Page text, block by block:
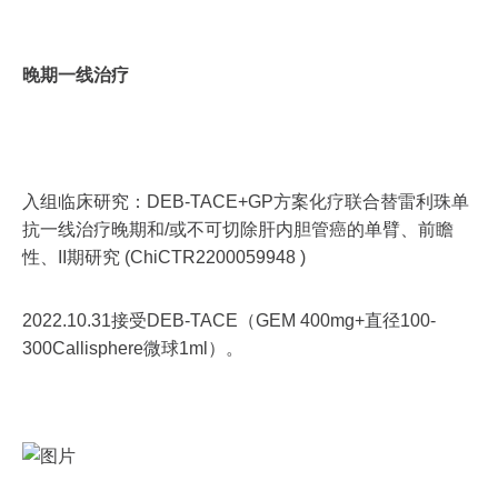
晚期一线治疗
入组临床研究：DEB-TACE+GP方案化疗联合替雷利珠单
抗一线治疗晚期和/或不可切除肝内胆管癌的单臂、前瞻
性、II期研究 (ChiCTR2200059948 )
2022.10.31接受DEB-TACE（GEM 400mg+直径100-
300Callisphere微球1ml）。